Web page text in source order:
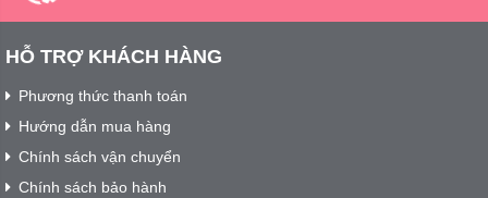
HỖ TRỢ KHÁCH HÀNG
Phương thức thanh toán
Hướng dẫn mua hàng
Chính sách vận chuyển
Chính sách bảo hành